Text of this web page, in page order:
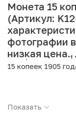
Монета 15
(Артикул:
фотографии
низкая цена.
Интернет
15 копеек 1905
Страна:
Показать